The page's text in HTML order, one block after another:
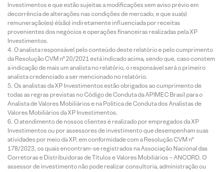
Investimentos e que estão sujeitas a modificações sem aviso prévio em
decorrência de alterações nas condições de mercado, e que sua(s)
remuneração(es) é(são) indiretamente influenciada por receitas
provenientes dos negócios e operações financeiras realizadas pela XP
Investimentos.
O analista responsável pelo conteúdo deste relatório e pelo cumprimento
da Resolução CVM nº 20/2021 está indicado acima, sendo que, caso constem
a indicação de mais um analista no relatório, o responsável será o primeiro
analista credenciado a ser mencionado no relatório.
Os analistas da XP Investimentos estão obrigados ao cumprimento de
todas as regras previstas no Código de Conduta da APIMEC Brasil para o
Analista de Valores Mobiliários e na Política de Conduta dos Analistas de
Valores Mobiliários da XP Investimentos.
O atendimento de nossos clientes é realizado por empregados da XP
Investimentos ou por assessores de investimento que desempenham suas
atividades por meio da XP, em conformidade com a Resolução CVM nº
178/2023, os quais encontram-se registrados na Associação Nacional das
Corretoras e Distribuidoras de Títulos e Valores Mobiliários – ANCORD. O
assessor de investimento não pode realizar consultoria, administração ou